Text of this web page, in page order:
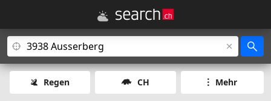
Regen CH Mehr